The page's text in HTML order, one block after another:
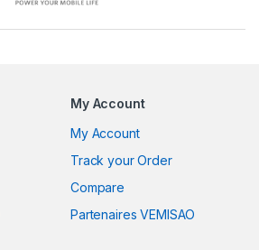
My Account
My Account
Track your Order
Compare
Partenaires VEMISAO